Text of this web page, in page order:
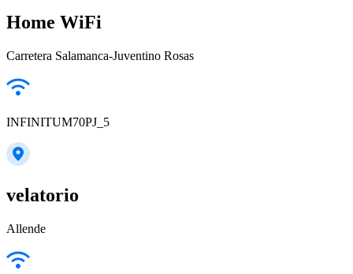
Home WiFi
Carretera Salamanca-Juventino Rosas
INFINITUM70PJ_5
velatorio
Allende